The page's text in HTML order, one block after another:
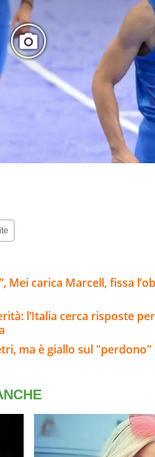
Mei carica Marcell, fissa
l’Italia cerca risposte
ma è giallo sul "perdono"